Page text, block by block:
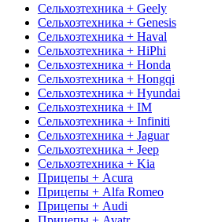
Сельхозтехника + Geely
Сельхозтехника + Genesis
Сельхозтехника + Haval
Сельхозтехника + HiPhi
Сельхозтехника + Honda
Сельхозтехника + Hongqi
Сельхозтехника + Hyundai
Сельхозтехника + IM
Сельхозтехника + Infiniti
Сельхозтехника + Jaguar
Сельхозтехника + Jeep
Сельхозтехника + Kia
Прицепы + Acura
Прицепы + Alfa Romeo
Прицепы + Audi